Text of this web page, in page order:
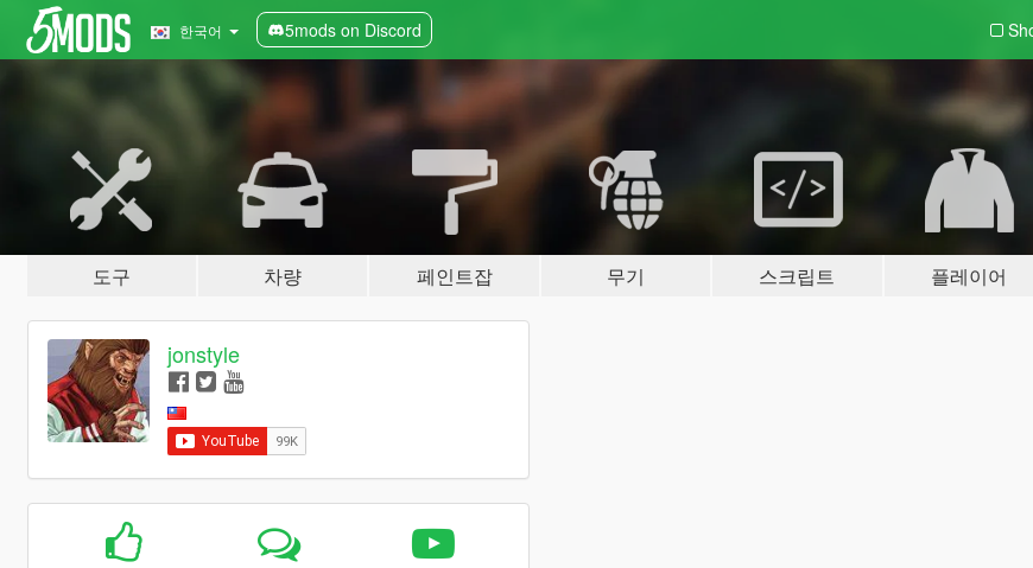
한국어 5mods on Discord
도구 차량 페인트잡 무기 스크립트 플레이어
jonstyle